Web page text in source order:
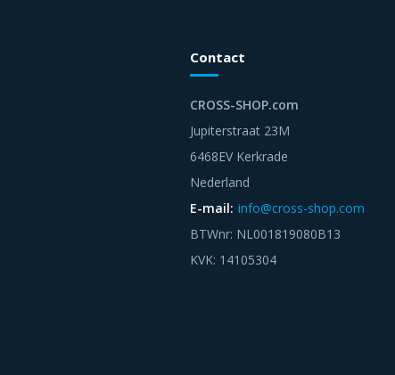
Contact
CROSS-SHOP.com
Jupiterstraat 23M
6468EV Kerkrade
Nederland
E-mail: info@cross-shop.com
BTWnr: NL001819080B13
KVK: 14105304